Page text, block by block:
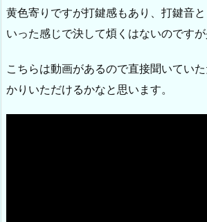
黄色寄りですが打鍵感もあり、打鍵音
いった感じで決して煩くはないのですが
こちらは動画があるので直接聞いてい
かりいただけるかなと思います。